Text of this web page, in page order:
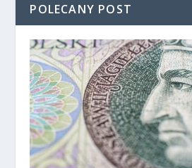
POLECANY POST